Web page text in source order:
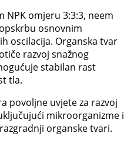
NPK omjeru 3:3:3, neem
osnovnim
oscilacija. Organska tvar
razvoj snažnog
stabilan rast
tla.
povoljne uvjete za razvoj
mikroorganizme i
organske tvari.